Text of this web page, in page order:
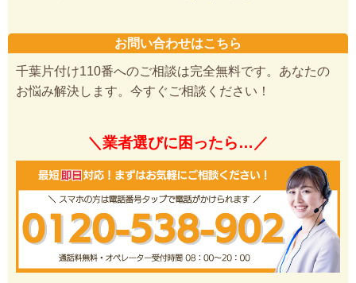
お問い合わせはこちら
千葉片付け110番へのご相談は完全無料です。あなたの
お悩み解決します。今すぐご相談ください！
＼業者選びに困ったら…／